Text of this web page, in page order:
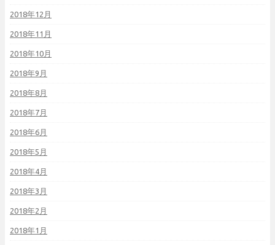
2018年12月
2018年11月
2018年10月
2018年9月
2018年8月
2018年7月
2018年6月
2018年5月
2018年4月
2018年3月
2018年2月
2018年1月